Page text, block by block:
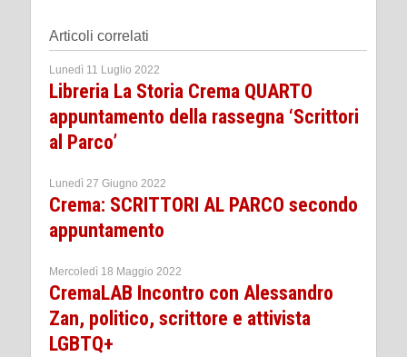
Articoli correlati
Lunedì 11 Luglio 2022
Libreria La Storia Crema QUARTO
appuntamento della rassegna ‘Scrittori
al Parco’
Lunedì 27 Giugno 2022
Crema: SCRITTORI AL PARCO secondo
appuntamento
Mercoledì 18 Maggio 2022
CremaLAB Incontro con Alessandro
Zan, politico, scrittore e attivista
LGBTQ+